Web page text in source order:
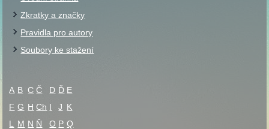
Zkratky a značky
Pravidla pro autory
Soubory ke stažení
A B C Č D Ď E
F G H Ch I J K
L
M N Ň O P Q